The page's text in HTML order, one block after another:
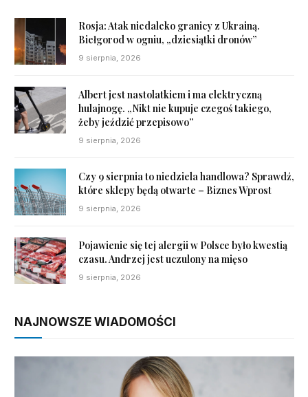
Rosja: Atak niedaleko granicy z Ukrainą.
Biełgorod w ogniu, „dziesiątki dronów”
9 sierpnia, 2026
Albert jest nastolatkiem i ma elektryczną
hulajnogę. „Nikt nie kupuje czegoś takiego,
żeby jeździć przepisowo”
9 sierpnia, 2026
Czy 9 sierpnia to niedziela handlowa? Sprawdź,
które sklepy będą otwarte – Biznes Wprost
9 sierpnia, 2026
Pojawienie się tej alergii w Polsce było kwestią
czasu. Andrzej jest uczulony na mięso
9 sierpnia, 2026
NAJNOWSZE WIADOMOŚCI